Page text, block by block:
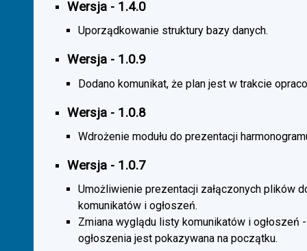
Wersja - 1.4.0
Uporządkowanie struktury bazy danych.
Wersja - 1.0.9
Dodano komunikat, że plan jest w trakcie
Wersja - 1.0.8
Wdrożenie modułu do prezentacji
Wersja - 1.0.7
Umożliwienie prezentacji załączonych plików
komunikatów i ogłoszeń.
Zmiana wyglądu listy komunikatów i ogłoszeń
ogłoszenia jest pokazywana na początku.